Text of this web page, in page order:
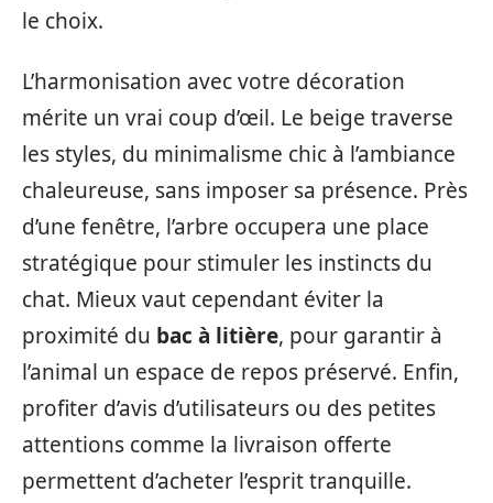
le choix.
L’harmonisation avec votre décoration
mérite un vrai coup d’œil. Le beige traverse
les styles, du minimalisme chic à l’ambiance
chaleureuse, sans imposer sa présence. Près
d’une fenêtre, l’arbre occupera une place
stratégique pour stimuler les instincts du
chat. Mieux vaut cependant éviter la
proximité du bac à litière, pour garantir à
l’animal un espace de repos préservé. Enfin,
profiter d’avis d’utilisateurs ou des petites
attentions comme la livraison offerte
permettent d’acheter l’esprit tranquille.